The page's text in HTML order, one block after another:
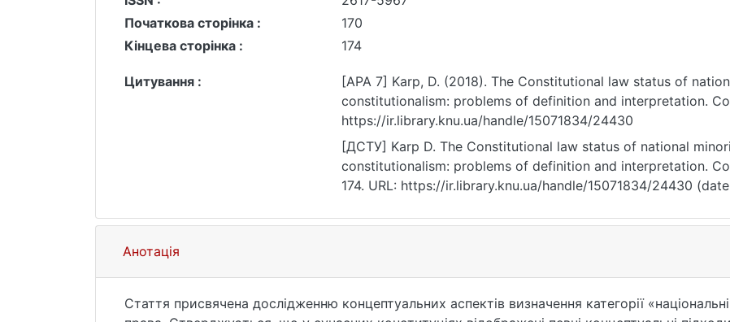
Початкова сторінка :
170
Кінцева сторінка :
174
Цитування :
[APA 7] Karp, D. (2018). The Constitutional law status of
constitutionalism: problems of definition and interpretation.
https://ir.library.knu.ua/handle/15071834/24430
[ДСТУ] Karp D. The Constitutional law status of national
constitutionalism: problems of definition and interpretation.
174. URL: https://ir.library.knu.ua/handle/15071834/24430
Анотація
Стаття присвячена дослідженню концептуальних аспектів визначення категорії